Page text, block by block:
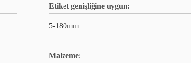
Etiket genişliğine uygun:
5-180mm
Malzeme: